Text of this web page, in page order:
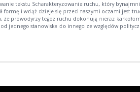
tekstu Scharakteryzowanie ruchu, który
formę i wciąż dzieje się przed naszymi oczami jest
że prowodyrzy tegoż ruchu dokonują nieraz
jednego stanowiska do innego ze względów